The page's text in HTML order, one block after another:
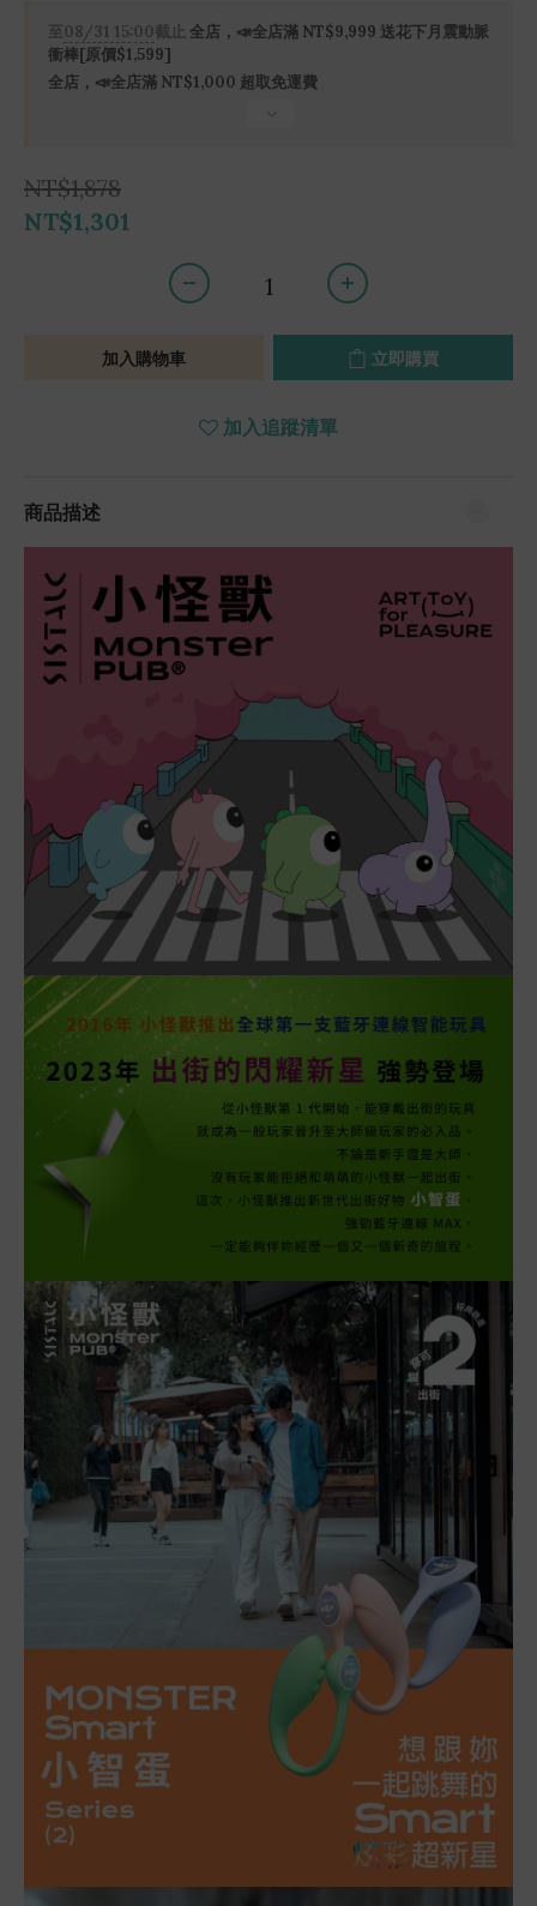
至08/31 15:00截止
全店，📣全店滿 NT$9,999 送花下月震動脈
衝棒[原價$1,599]
全店，📣全店滿 NT$1,000 超取免運費
NT$1,878
NT$1,301
加入購物車 立即購買
加入追蹤清單
商品描述